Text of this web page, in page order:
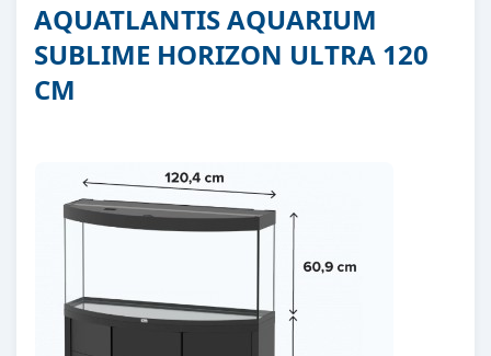
AQUATLANTIS AQUARIUM
SUBLIME HORIZON ULTRA 120
CM